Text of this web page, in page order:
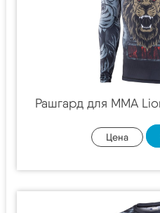
Рашгард для MMA
Цена